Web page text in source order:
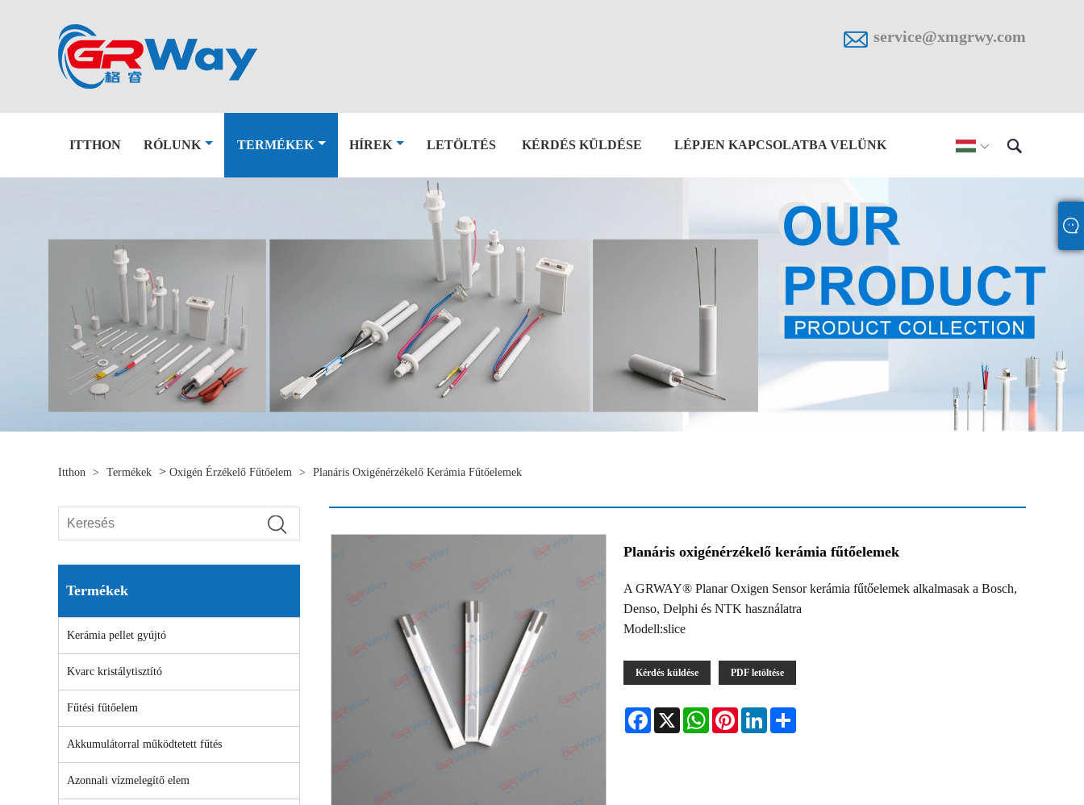
 service@xmgrwy.com
 
ITTHON RÓLUNK TERMÉKEK HÍREK LETÖLTÉS KÉRDÉS KÜLDÉSE LÉPJEN KAPCSOLATBA VELÜNK
Itthon > Termékek > Oxigén Érzékelő Fűtőelem > Planáris Oxigénérzékelő Kerámia Fűtőelemek
Termékek
Kerámia pellet gyújtó
Kvarc kristálytisztító
Fűtési fűtőelem
Akkumulátorral működtetett fűtés
Azonnali vízmelegítő elem
Planáris oxigénérzékelő kerámia fűtőelemek
A GRWAY® Planar Oxigen Sensor kerámia fűtőelemek alkalmasak a Bosch,
Denso, Delphi és NTK használatra
Modell:slice
Kérdés küldése PDF letöltése
Facebook
X WhatsAppPinterestLinkedInShare